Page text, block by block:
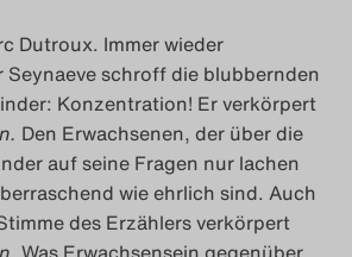
Dutroux. Immer wieder
schroff die blubbernden
Konzentration! Er verkörpert
Den Erwachsenen, der über die
auf seine Fragen nur lachen
wie ehrlich sind. Auch
des Erzählers verkörpert